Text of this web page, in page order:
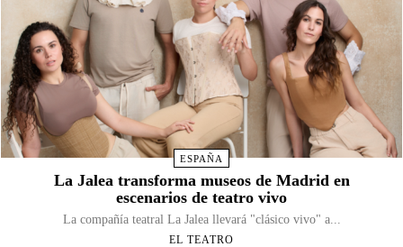
ESPAÑA
La Jalea transforma museos de Madrid en
escenarios de teatro vivo
La compañía teatral La Jalea llevará "clásico vivo" a...
EL TEATRO